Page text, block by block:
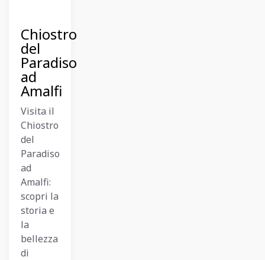
2024
Chiostro
del
Paradiso
ad
Amalfi
Visita il
Chiostro
del
Paradiso
ad
Amalfi:
scopri la
storia e
la
bellezza
di